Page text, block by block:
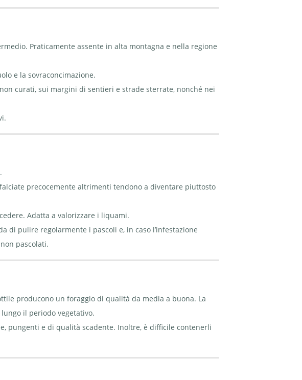
Praticamente assente in alta montagna e nella regione
e la sovraconcimazione.
curati, sui margini di sentieri e strade sterrate, nonché nei
precocemente altrimenti tendono a diventare piuttosto
Adatta a valorizzare i liquami.
di pulire regolarmente i pascoli e, in caso l’infestazione
pascolati.
producono un foraggio di qualità da media a buona. La
il periodo vegetativo.
pungenti e di qualità scadente. Inoltre, è difficile contenerli